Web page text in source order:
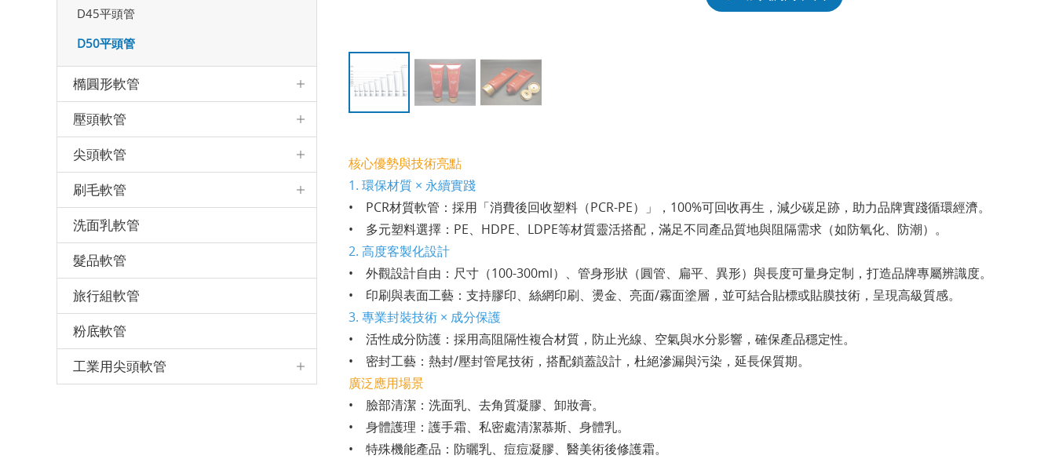
D45平頭管
D50平頭管
橢圓形軟管
壓頭軟管
尖頭軟管
刷毛軟管
洗面乳軟管
髮品軟管
旅行組軟管
粉底軟管
工業用尖頭軟管
核心優勢與技術亮點
1. 環保材質 × 永續實踐
• PCR材質軟管：採用「消費後回收塑料（PCR-PE）」，100%可回收再生，減少碳足跡，助力品牌實踐循環經濟。
• 多元塑料選擇：PE、HDPE、LDPE等材質靈活搭配，滿足不同產品質地與阻隔需求（如防氧化、防潮）。
2. 高度客製化設計
• 外觀設計自由：尺寸（100-300ml）、管身形狀（圓管、扁平、異形）與長度可量身定制，打造品牌專屬辨識度。
• 印刷與表面工藝：支持膠印、絲網印刷、燙金、亮面/霧面塗層，並可結合貼標或貼膜技術，呈現高級質感。
3. 專業封裝技術 × 成分保護
• 活性成分防護：採用高阻隔性複合材質，防止光線、空氣與水分影響，確保產品穩定性。
• 密封工藝：熱封/壓封管尾技術，搭配鎖蓋設計，杜絕滲漏與污染，延長保質期。
廣泛應用場景
• 臉部清潔：洗面乳、去角質凝膠、卸妝膏。
• 身體護理：護手霜、私密處清潔慕斯、身體乳。
• 特殊機能產品：防曬乳、痘痘凝膠、醫美術後修護霜。